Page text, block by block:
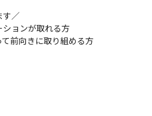
す／
ョンが取れる方
前向きに取り組める方